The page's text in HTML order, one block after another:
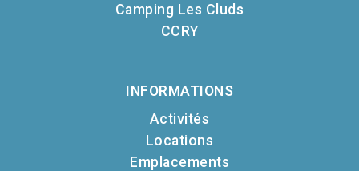
Camping Les Cluds
CCRY
INFORMATIONS
Activités
Locations
Emplacements